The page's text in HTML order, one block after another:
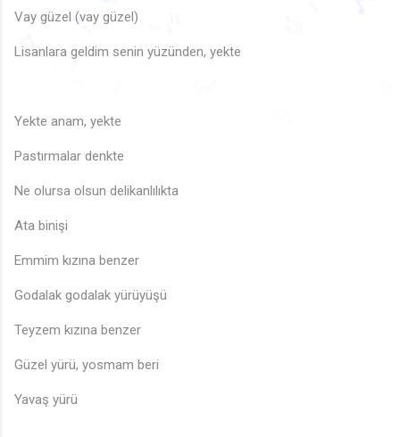
Vay güzel (vay güzel)
Lisanlara geldim senin yüzünden, yekte
Yekte anam, yekte
Pastırmalar denkte
Ne olursa olsun delikanlılıkta
Ata binişi
Emmim kızına benzer
Godalak godalak yürüyüşü
Teyzem kızına benzer
Güzel yürü, yosmam beri
Yavaş yürü
♪
🎶
🎵
🎵
♩
🎵